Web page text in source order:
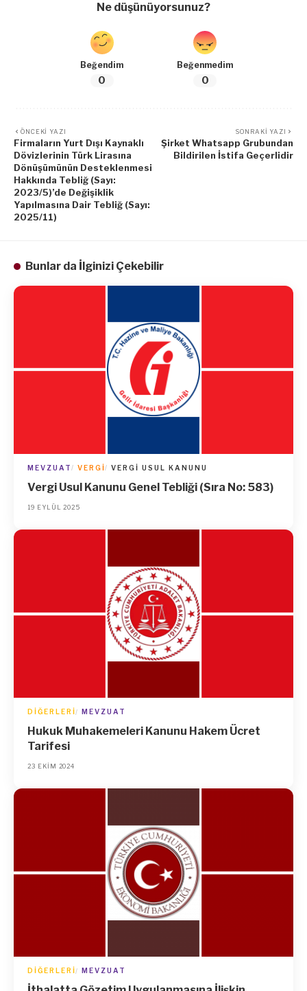
Ne düşünüyorsunuz?
Beğendim
0
Beğenmedim
0
ÖNCEKI YAZI
Firmaların Yurt Dışı Kaynaklı
Dövizlerinin Türk Lirasına
Dönüşümünün Desteklenmesi
Hakkında Tebliğ (Sayı:
2023/5)’de Değişiklik
Yapılmasına Dair Tebliğ (Sayı:
2025/11)
SONRAKI YAZI
Şirket Whatsapp Grubundan
Bildirilen İstifa Geçerlidir
Bunlar da İlginizi Çekebilir
MEVZUAT VERGI VERGI USUL KANUNU
Vergi Usul Kanunu Genel Tebliği (Sıra No: 583)
19 EYLÜL 2025
DIĞERLERI MEVZUAT
Hukuk Muhakemeleri Kanunu Hakem Ücret
Tarifesi
23 EKIM 2024
DIĞERLERI MEVZUAT